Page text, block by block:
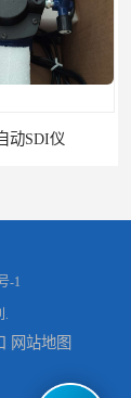
指数SDI仪
-1
网站地图